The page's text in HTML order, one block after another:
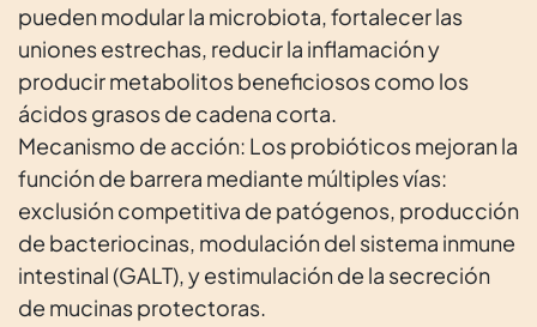
pueden modular la microbiota, fortalecer las
uniones estrechas, reducir la inflamación y
producir metabolitos beneficiosos como los
ácidos grasos de cadena corta.
Mecanismo de acción: Los probióticos mejoran la
función de barrera mediante múltiples vías:
exclusión competitiva de patógenos, producción
de bacteriocinas, modulación del sistema inmune
intestinal (GALT), y estimulación de la secreción
de mucinas protectoras.